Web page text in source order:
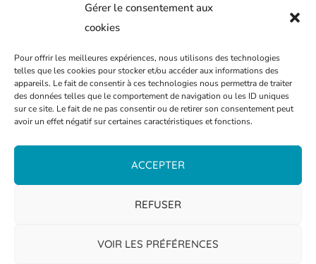
Gérer le consentement aux
cookies
Pour offrir les meilleures expériences, nous utilisons des technologies
telles que les cookies pour stocker et/ou accéder aux informations des
appareils. Le fait de consentir à ces technologies nous permettra de traiter
des données telles que le comportement de navigation ou les ID uniques
sur ce site. Le fait de ne pas consentir ou de retirer son consentement peut
avoir un effet négatif sur certaines caractéristiques et fonctions.
ACCEPTER
REFUSER
VOIR LES PRÉFÉRENCES